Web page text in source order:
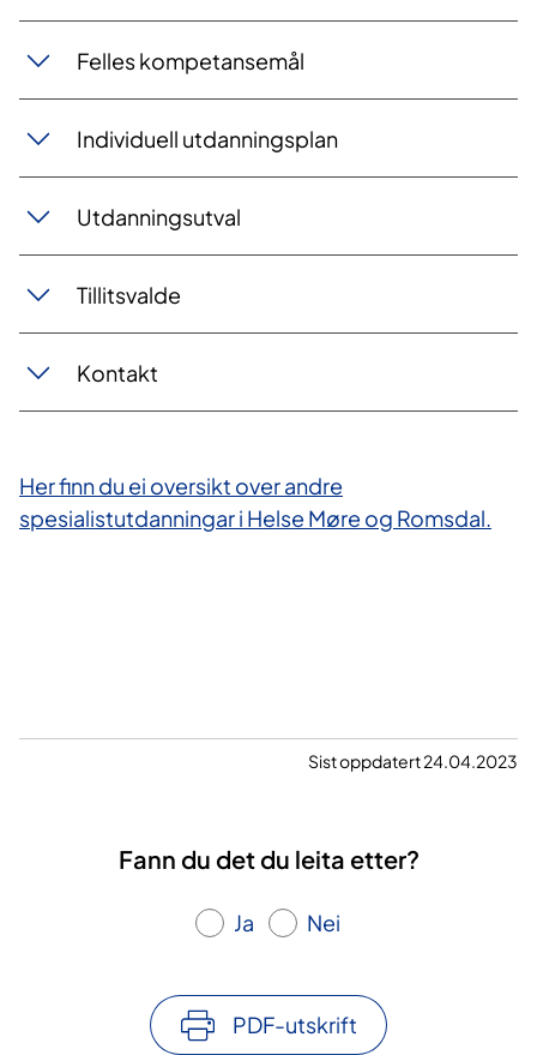
Felles kompetansemål
Individuell utdanningsplan
Utdanningsutval
Tillitsvalde
Kontakt
Her finn du ei oversikt over andre
spesialistutdanningar i Helse Møre og Romsdal.
Sist oppdatert 24.04.2023
Fann du det du leita etter?
Ja Nei
PDF-utskrift